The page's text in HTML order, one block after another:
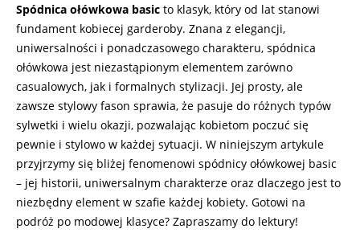
Spódnica ołówkowa basic to klasyk, który od lat stanowi
fundament kobiecej garderoby. Znana z elegancji,
uniwersalności i ponadczasowego charakteru, spódnica
ołówkowa jest niezastąpionym elementem zarówno
casualowych, jak i formalnych stylizacji. Jej prosty, ale
zawsze stylowy fason sprawia, że pasuje do różnych typów
sylwetki i wielu okazji, pozwalając kobietom poczuć się
pewnie i stylowo w każdej sytuacji. W niniejszym artykule
przyjrzymy się bliżej fenomenowi spódnicy ołówkowej basic
– jej historii, uniwersalnym charakterze oraz dlaczego jest to
niezbędny element w szafie każdej kobiety. Gotowi na
podróż po modowej klasyce? Zapraszamy do lektury!